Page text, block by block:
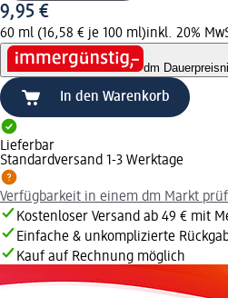
9,95 €
60 ml (16,58 € je 100 ml)inkl. 20%
dm Dauerpreis
In den Warenkorb
Lieferbar
Standardversand 1-3 Werktage
Verfügbarkeit in einem dm Markt
Kostenloser Versand ab 49 € mit
Einfache & unkomplizierte
Kauf auf Rechnung möglich